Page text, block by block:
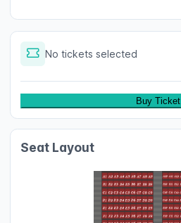
No tickets selected
Buy Ticket
Seat Layout